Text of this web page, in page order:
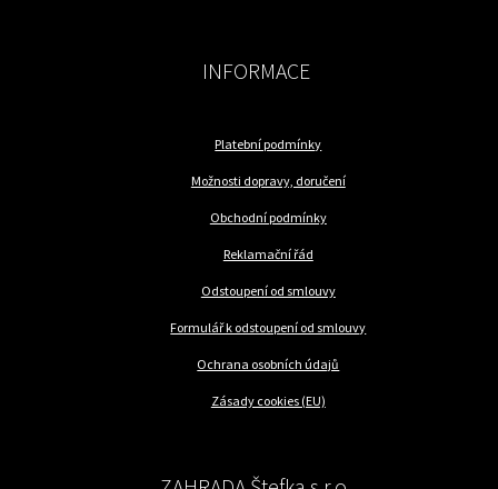
INFORMACE
Platební podmínky
Možnosti dopravy, doručení
Obchodní podmínky
Reklamační řád
Odstoupení od smlouvy
Formulář k odstoupení od smlouvy
Ochrana osobních údajů
Zásady cookies (EU)